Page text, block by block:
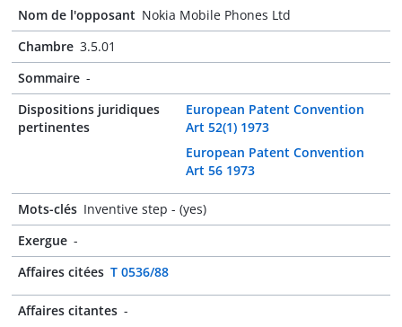
Nom de l'opposant Nokia Mobile Phones Ltd
Chambre 3.5.01
Sommaire -
Dispositions juridiques
pertinentes
European Patent Convention
Art 52(1) 1973
European Patent Convention
Art 56 1973
Mots-clés Inventive step - (yes)
Exergue -
Affaires citées T 0536/88
Affaires citantes -